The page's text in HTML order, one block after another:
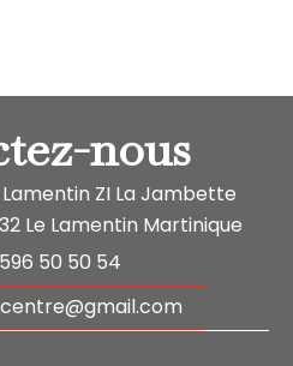
nous
Lamentin ZI La Jambette
Le Lamentin Martinique
50 50 54